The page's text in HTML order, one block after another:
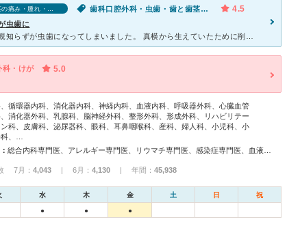
歯と歯茎の痛み・腫れ・出血の口コミ 歯科口腔外科・虫歯・歯と歯茎の痛み・腫れ・出血 4.5
虫歯に
科・けが 5.0
循環器内科、消化器内科、神経内科、血液内科、呼吸器外科、心臓血管
消化器外科、乳腺科、脳神経外科、整形外科、形成外科、リハビリテー
科、皮膚科、泌尿器科、眼科、耳鼻咽喉科、産科、婦人科、小児科、小
、…
7月： 4,043 | 6月： 4,130 | 年間： 45,938
水 木 金 土 日 祝
● ● ●